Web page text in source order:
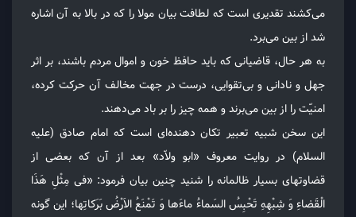
می‌کشند تقدیری است که لطافت بیان مولا را که در بالا به آن اشاره
شد از بین می‌برد.
به هر حال، قاضیانی که باید حافظ خون و اموال مردم باشند، بر اثر
جهل و نادانی و بی‌تقوایی، درست در جهت مخالف آن حرکت کرده،
امنیّت را از بین می‌برند و همه چیز را بر باد می‌دهند.
این سخن شبیه تعبیر تکان دهنده‌ای است که امام صادق (علیه
السلام) در روایت معروف «ابو ولاّد» بعد از آن که بعضی از
قضاوتهای بسیار ظالمانه را شنید چنین بیان فرمود: «فی مِثْلِ هَذَا
الْقَضاءِ وَ شِبْهِهِ تَحْبِسُ السَماءُ ماءَها وَ تَمْنَعُ الاَرْضُ بَرَکاتِها؛ این گونه